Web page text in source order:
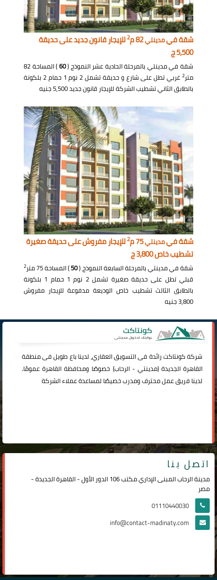
شقة فيمدينتي 2للإيجار قانون جديد على حديقة
5,500 ج
شقة في مدينتي بالمرحلة الحادية عشر النموذج (60
) المساحة 82
متر2
غربي تطل على شارع و حديقة تشمل 2 نوم 1 حمام 2 بلكونة
بالطابق الثاني تشطيب الشركة للإيجار قانون جديد 5,500 جنيه
شقة فيمدينتي75 م 2للإيجار مفروش على حديقة صغيرة
تشطيب خاص 3,800 ج
شقة في مدينتي بالمرحلة السابعة النموذج (50) المساحة 75 متر 2
قبلي تطل على حديقة صغيرة تشمل 2 نوم 1 حمام 1 بلكونة
بالطابق الثالث تشطيب خاص الوديعة مدفوعة للإيجار مفروش
3,800 جنيه
شركةكونتاكترائدة فى التسويق العقاري، لدينا باع طويل فى منطقة
القاهرة الجديدة (مدينتي -الرحاب) خصوصًا ومحافظة القاهرة عمومًا.
لدينا فريق عمل محترف ومدرب خصيصًا لمساعدة عملاء الشركة
اتصل بنا
مدينة الرحاب المبنى الإداري مكتب 106 الدور الأول - القاهرة الجديدة -
مصر
01110440030
info@contact-madinaty.com